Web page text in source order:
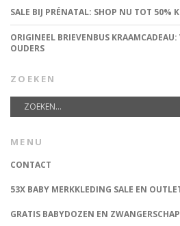
SALE BIJ PRÉNATAL: SHOP NU TOT 50%
ORIGINEEL BRIEVENBUS KRAAMCADEAU:
OUDERS
ZOEKEN
MENU
CONTACT
53X BABY MERKKLEDING SALE EN
GRATIS BABYDOZEN EN